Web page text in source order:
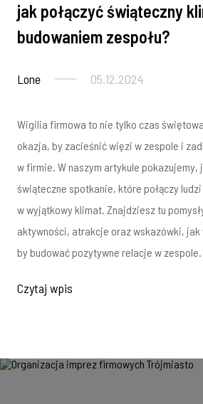
jak połączyć świąteczny
budowaniem zespołu?
Lone 05.12.2024
Wigilia firmowa to nie tylko czas
okazja, by zacieśnić więzi w zespole i
w firmie. W naszym artykule pokazujemy,
świąteczne spotkanie, które połączy
w wyjątkowy klimat. Znajdziesz tu
aktywności, atrakcje oraz wskazówki,
by budować pozytywne relacje w zespole.
Czytaj wpis